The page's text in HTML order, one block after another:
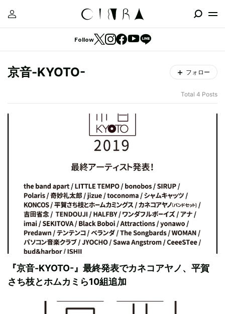
Follow
京音-KYOTO- フォロー
Total 4 Posts
『京音-KYOTO-』最終発表でカネコアヤノ、平賀
さち枝とホムカミら10組追加